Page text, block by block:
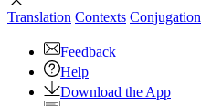
Translation Contexts Conjugation
Feedback
Help
Download the App